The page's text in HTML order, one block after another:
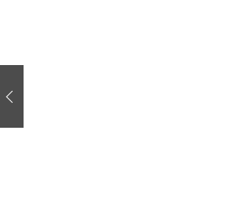
注目の記事
鈑金・塗装
ストッ